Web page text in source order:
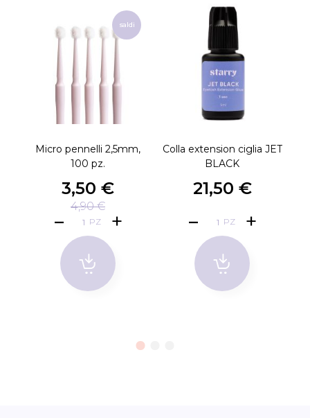
saldi
Micro pennelli 2,5mm,
100 pz.
3,50 €
4,90 €
PZ
Colla extension ciglia JET
BLACK
21,50 €
PZ